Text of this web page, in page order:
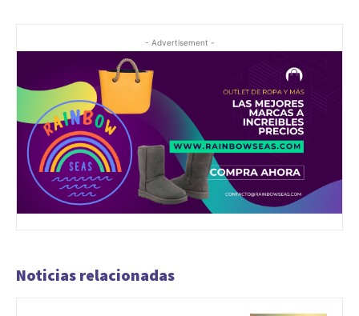
- Advertisement -
Noticias relacionadas